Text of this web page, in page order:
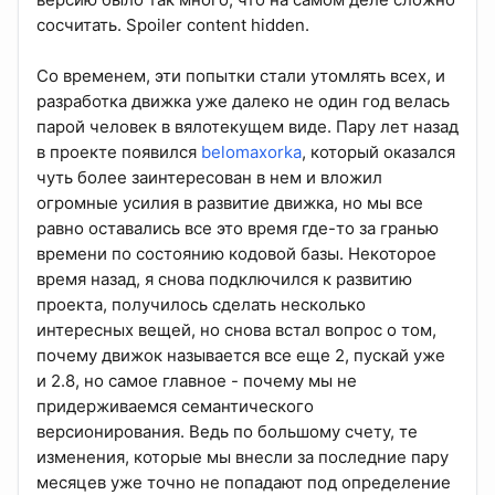
сосчитать. Spoiler content hidden.
Со временем, эти попытки стали утомлять всех, и
разработка движка уже далеко не один год велась
парой человек в вялотекущем виде. Пару лет назад
в проекте появился belomaxorka, который оказался
чуть более заинтересован в нем и вложил
огромные усилия в развитие движка, но мы все
равно оставались все это время где-то за гранью
времени по состоянию кодовой базы. Некоторое
время назад, я снова подключился к развитию
проекта, получилось сделать несколько
интересных вещей, но снова встал вопрос о том,
почему движок называется все еще 2, пускай уже
и 2.8, но самое главное - почему мы не
придерживаемся семантического
версионирования. Ведь по большому счету, те
изменения, которые мы внесли за последние пару
месяцев уже точно не попадают под определение